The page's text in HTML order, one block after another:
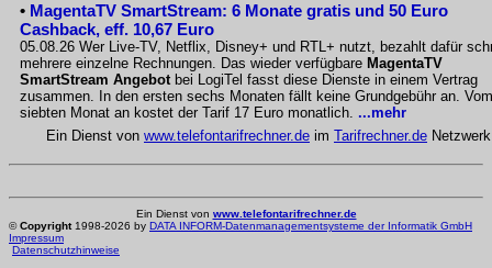
• MagentaTV SmartStream: 6 Monate gratis und 50 Euro
Cashback, eff. 10,67 Euro
05.08.26 Wer Live-TV, Netflix, Disney+ und RTL+ nutzt, bezahlt dafür
mehrere einzelne Rechnungen. Das wieder verfügbare MagentaTV
SmartStream Angebotbei LogiTel fasst diese Dienste in einem Vertrag
zusammen. In den ersten sechs Monaten fällt keine Grundgebühr an. Vom
siebten Monat an kostet der Tarif 17 Euro monatlich. ...mehr
Ein Dienst von www.telefontarifrechner.de im Tarifrechner.de Netzwerk
Ein Dienst von www.telefontarifrechner.de
©Copyright1998-2026 by DATA INFORM-Datenmanagementsysteme der Informatik GmbH
Impressum
Datenschutzhinweise